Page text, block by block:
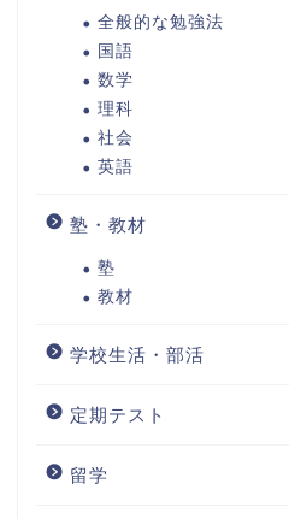
全般的な勉強法
国語
数学
理科
社会
英語
塾・教材
塾
教材
学校生活・部活
定期テスト
留学